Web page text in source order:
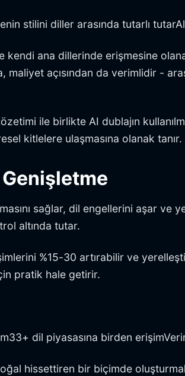
stilini diller arasında tutarlı
ana dillerinde erişmesine
açısından da verimlidir -
ile birlikte AI dublajın
kitlelere ulaşmasına olanak tanır.
sağlar, dil engellerini aşar ve
altında tutar.
%15-30 artırabilir ve
pratik hale getirir.
dil piyasasına birden
hissettiren bir biçimde